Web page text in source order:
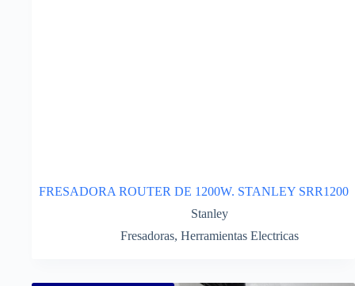
FRESADORA ROUTER DE 1200W. STANLEY SRR1200
Stanley
Fresadoras, Herramientas Electricas